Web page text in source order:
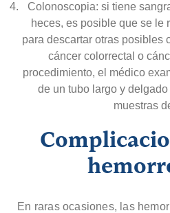
Colonoscopia: si tiene
heces, es posible que se le
para descartar otras posibles
cáncer colorrectal o
procedimiento, el médico
de un tubo largo y
muestras
En raras ocasiones, las